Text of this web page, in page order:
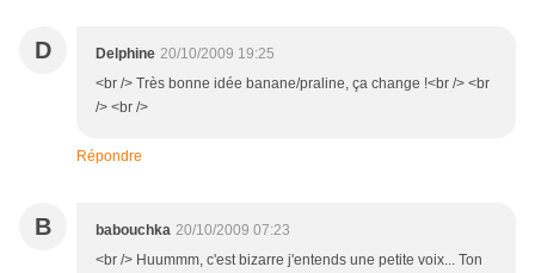
D Delphine 20/10/2009 19:25
<br /> Très bonne idée banane/praline, ça change !<br /> <br
/> <br />
Répondre
B babouchka 20/10/2009 07:23
<br /> Huummm, c'est bizarre j'entends une petite voix... Ton